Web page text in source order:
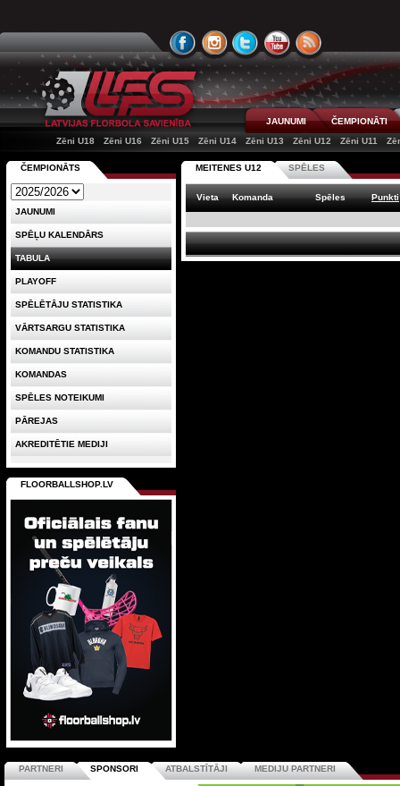
JAUNUMI
ČEMPIONĀTI
Zēni U18
Zēni U16 Zēni U15 Zēni U14 Zēni U13 Zēni U12 Zēni U11
MEITENES U12 SPĒLES
Vieta Komanda Spēles Punkti
ČEMPIONĀTS
JAUNUMI
SPĒĻU KALENDĀRS
TABULA
PLAYOFF
SPĒLĒTĀJU STATISTIKA
VĀRTSARGU STATISTIKA
KOMANDU STATISTIKA
KOMANDAS
SPĒLES NOTEIKUMI
PĀREJAS
AKREDITĒTIE MEDIJI
FLOORBALLSHOP.LV
PARTNERI SPONSORI ATBALSTĪTĀJI MEDIJU PARTNERI